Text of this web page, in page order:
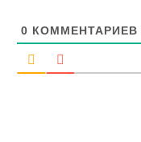
0 КОММЕНТАРИЕВ